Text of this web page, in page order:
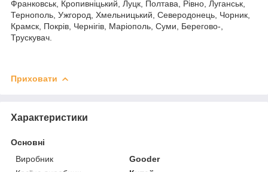
Франковськ, Кропивніцький, Луцк, Полтава, Рівно, Луганськ,
Тернополь, Ужгород, Хмельницький, Северодонець, Чорник,
Крамск, Покрів, Чернігів, Маріополь, Суми, Берегово-,
Трускувач.
Приховати
Характеристики
Основні
Виробник
Gooder